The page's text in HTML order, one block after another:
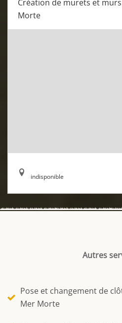
Création de murets et
Morte
indisponible
Autres
Pose et changement de
Mer Morte